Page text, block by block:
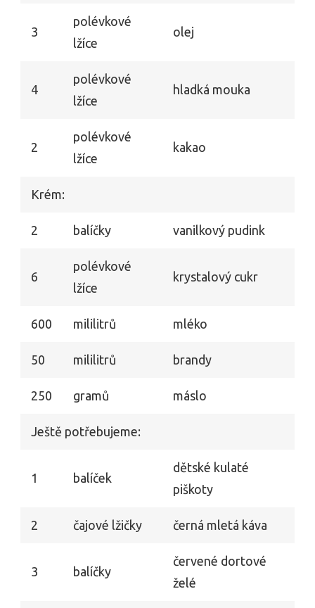
3
polévkové
lžíce
olej
4
polévkové
lžíce
hladká mouka
2
polévkové
lžíce
kakao
Krém:
2 balíčky vanilkový pudink
6
polévkové
lžíce
krystalový cukr
600 mililitrů mléko
50 mililitrů brandy
250 gramů máslo
Ještě potřebujeme:
1 balíček
dětské kulaté
piškoty
2 čajové lžičky černá mletá káva
3 balíčky
červené dortové
želé